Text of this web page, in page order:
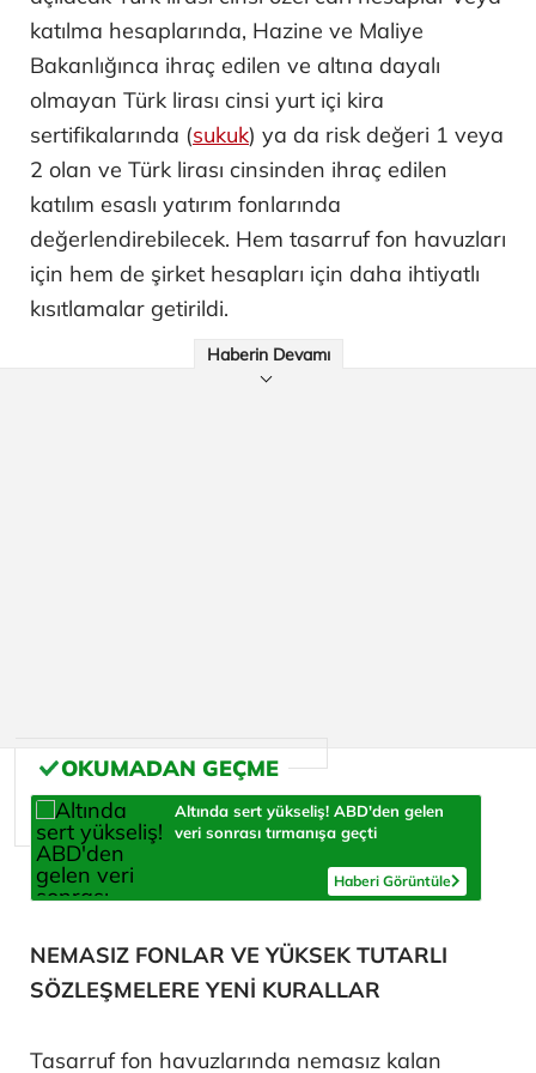
katılma hesaplarında, Hazine ve Maliye
Bakanlığınca ihraç edilen ve altına dayalı
olmayan Türk lirası cinsi yurt içi kira
sertifikalarında (sukuk) ya da risk değeri 1 veya
2 olan ve Türk lirası cinsinden ihraç edilen
katılım esaslı yatırım fonlarında
değerlendirebilecek. Hem tasarruf fon havuzları
için hem de şirket hesapları için daha ihtiyatlı
kısıtlamalar getirildi.
Haberin Devamı
Altında sert yükseliş! ABD'den gelen
veri sonrası tırmanışa geçti
Haberi Görüntüle
NEMASIZ FONLAR VE YÜKSEK TUTARLI
SÖZLEŞMELERE YENİ KURALLAR
Tasarruf fon havuzlarında nemasız kalan